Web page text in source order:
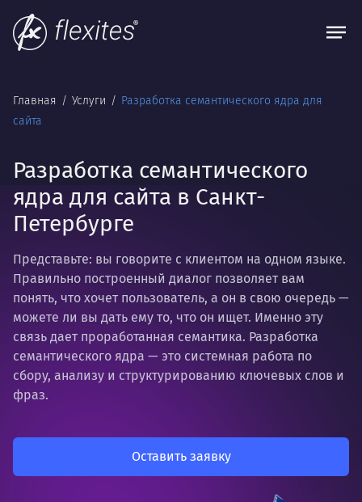
Главная Услуги
Разработка семантического ядра для
сайта
Разработка семантического
ядра для сайта в Санкт-
Петербурге
Представьте: вы говорите с клиентом на одном языке.
Правильно построенный диалог позволяет вам
понять, что хочет пользователь, а он в свою очередь —
можете ли вы дать ему то, что он ищет. Именно эту
связь дает проработанная семантика. Разработка
семантического ядра — это системная работа по
сбору, анализу и структурированию ключевых слов и
фраз.
Оставить заявку